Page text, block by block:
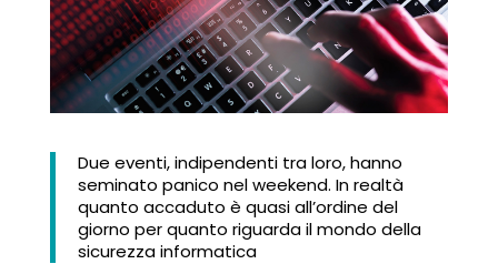
Due eventi, indipendenti tra loro, hanno
seminato panico nel weekend. In realtà
quanto accaduto è quasi all’ordine del
giorno per quanto riguarda il mondo della
sicurezza informatica